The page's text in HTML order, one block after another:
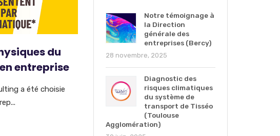
du
entreprise
a été choisie
Notre témoignage à
la Direction
générale des
entreprises (Bercy)
28 novembre, 2025
Diagnostic des
risques climatiques
du système de
transport de Tisséo
(Toulouse
Agglomération)